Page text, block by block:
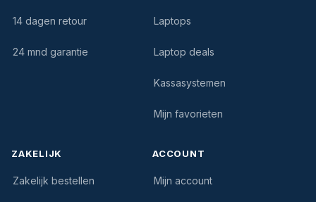
14 dagen retour
24 mnd garantie
Laptops
Laptop deals
Kassasystemen
Mijn favorieten
ZAKELIJK
Zakelijk bestellen
ACCOUNT
Mijn account